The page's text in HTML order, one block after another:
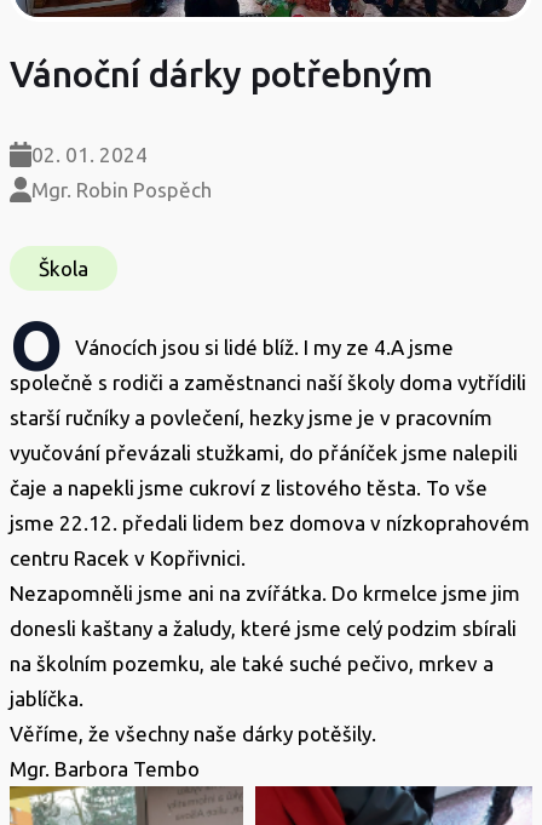
Vánoční dárky potřebným
02. 01. 2024
Mgr. Robin Pospěch
Škola
O
Vánocích jsou si lidé blíž. I my ze 4.A jsme
společně s rodiči a zaměstnanci naší školy doma vytřídili
starší ručníky a povlečení, hezky jsme je v pracovním
vyučování převázali stužkami, do přáníček jsme nalepili
čaje a napekli jsme cukroví z listového těsta. To vše
jsme 22.12. předali lidem bez domova v nízkoprahovém
centru Racek v Kopřivnici.
Nezapomněli jsme ani na zvířátka. Do krmelce jsme jim
donesli kaštany a žaludy, které jsme celý podzim sbírali
na školním pozemku, ale také suché pečivo, mrkev a
jablíčka.
Věříme, že všechny naše dárky potěšily.
Mgr. Barbora Tembo